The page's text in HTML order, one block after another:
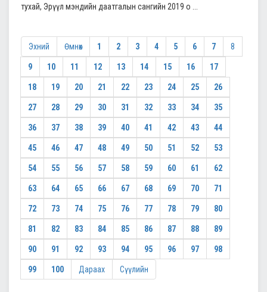
тухай, Эрүүл мэндийн даатгалын сангийн 2019 о ...
Эхний Өмнөх 1 2 3 4 5 6 7 8
9 10 11 12 13 14 15 16 17
18 19 20 21 22 23 24 25 26
27 28 29 30 31 32 33 34 35
36 37 38 39 40 41 42 43 44
45 46 47 48 49 50 51 52 53
54 55 56 57 58 59 60 61 62
63 64 65 66 67 68 69 70 71
72 73 74 75 76 77 78 79 80
81 82 83 84 85 86 87 88 89
90 91 92 93 94 95 96 97 98
99 100 Дараах Сүүлийн